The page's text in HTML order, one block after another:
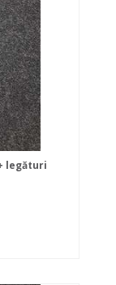
legături